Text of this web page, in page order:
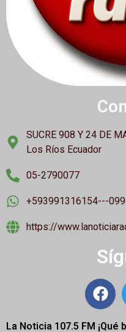
SUCRE 908 Y 24 DE
Los Ríos Ecuador
05-2790077
+593991316154---
https://
La Noticia 107.5 FM ¡Qué